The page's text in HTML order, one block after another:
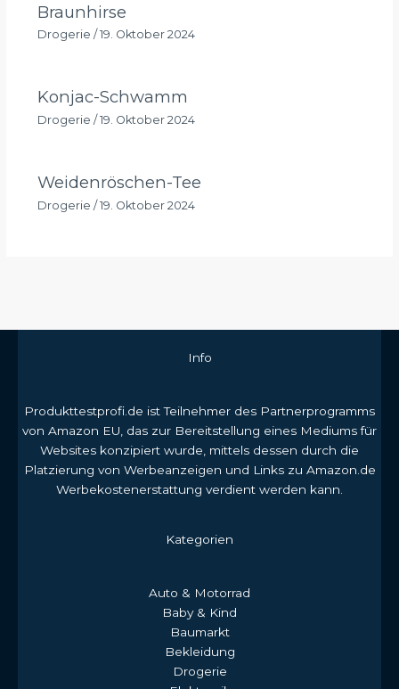
Braunhirse
Drogerie / 19. Oktober 2024
Konjac-Schwamm
Drogerie / 19. Oktober 2024
Weidenröschen-Tee
Drogerie /19. Oktober 2024
Info
Produkttestprofi.de ist Teilnehmer des Partnerprogramms
von Amazon EU, das zur Bereitstellung eines Mediums für
Websites konzipiert wurde, mittels dessen durch die
Platzierung von Werbeanzeigen und Links zu Amazon.de
Werbekostenerstattung verdient werden kann.
Kategorien
Auto & Motorrad
Baby & Kind
Baumarkt
Bekleidung
Drogerie